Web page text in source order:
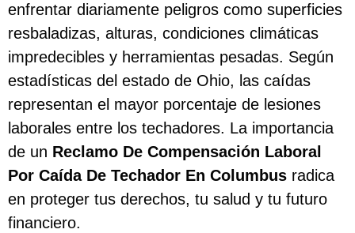
enfrentar diariamente peligros como superficies
resbaladizas, alturas, condiciones climáticas
impredecibles y herramientas pesadas. Según
estadísticas del estado de Ohio, las caídas
representan el mayor porcentaje de lesiones
laborales entre los techadores. La importancia
de un Reclamo De Compensación Laboral
Por Caída De Techador En Columbus radica
en proteger tus derechos, tu salud y tu futuro
financiero.